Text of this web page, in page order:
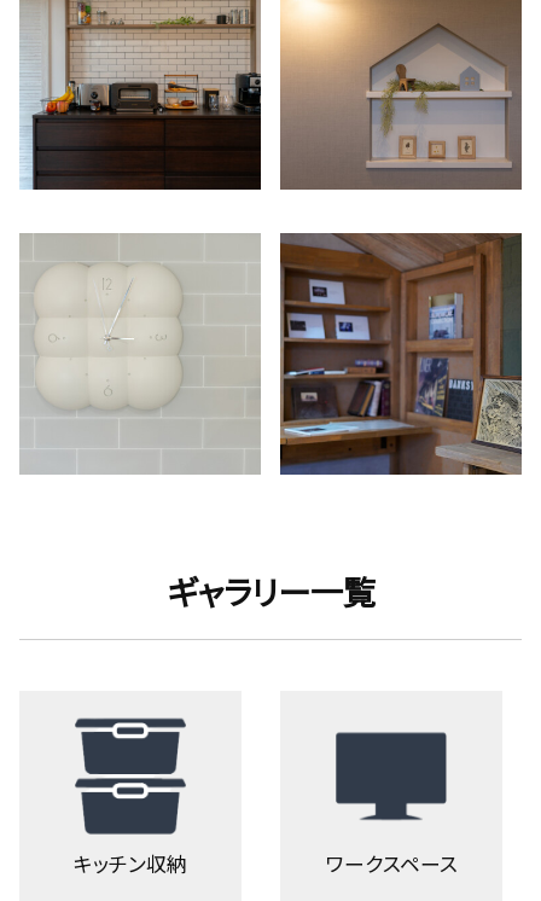
ギャラリー一覧
キッチン収納 ワークスペース